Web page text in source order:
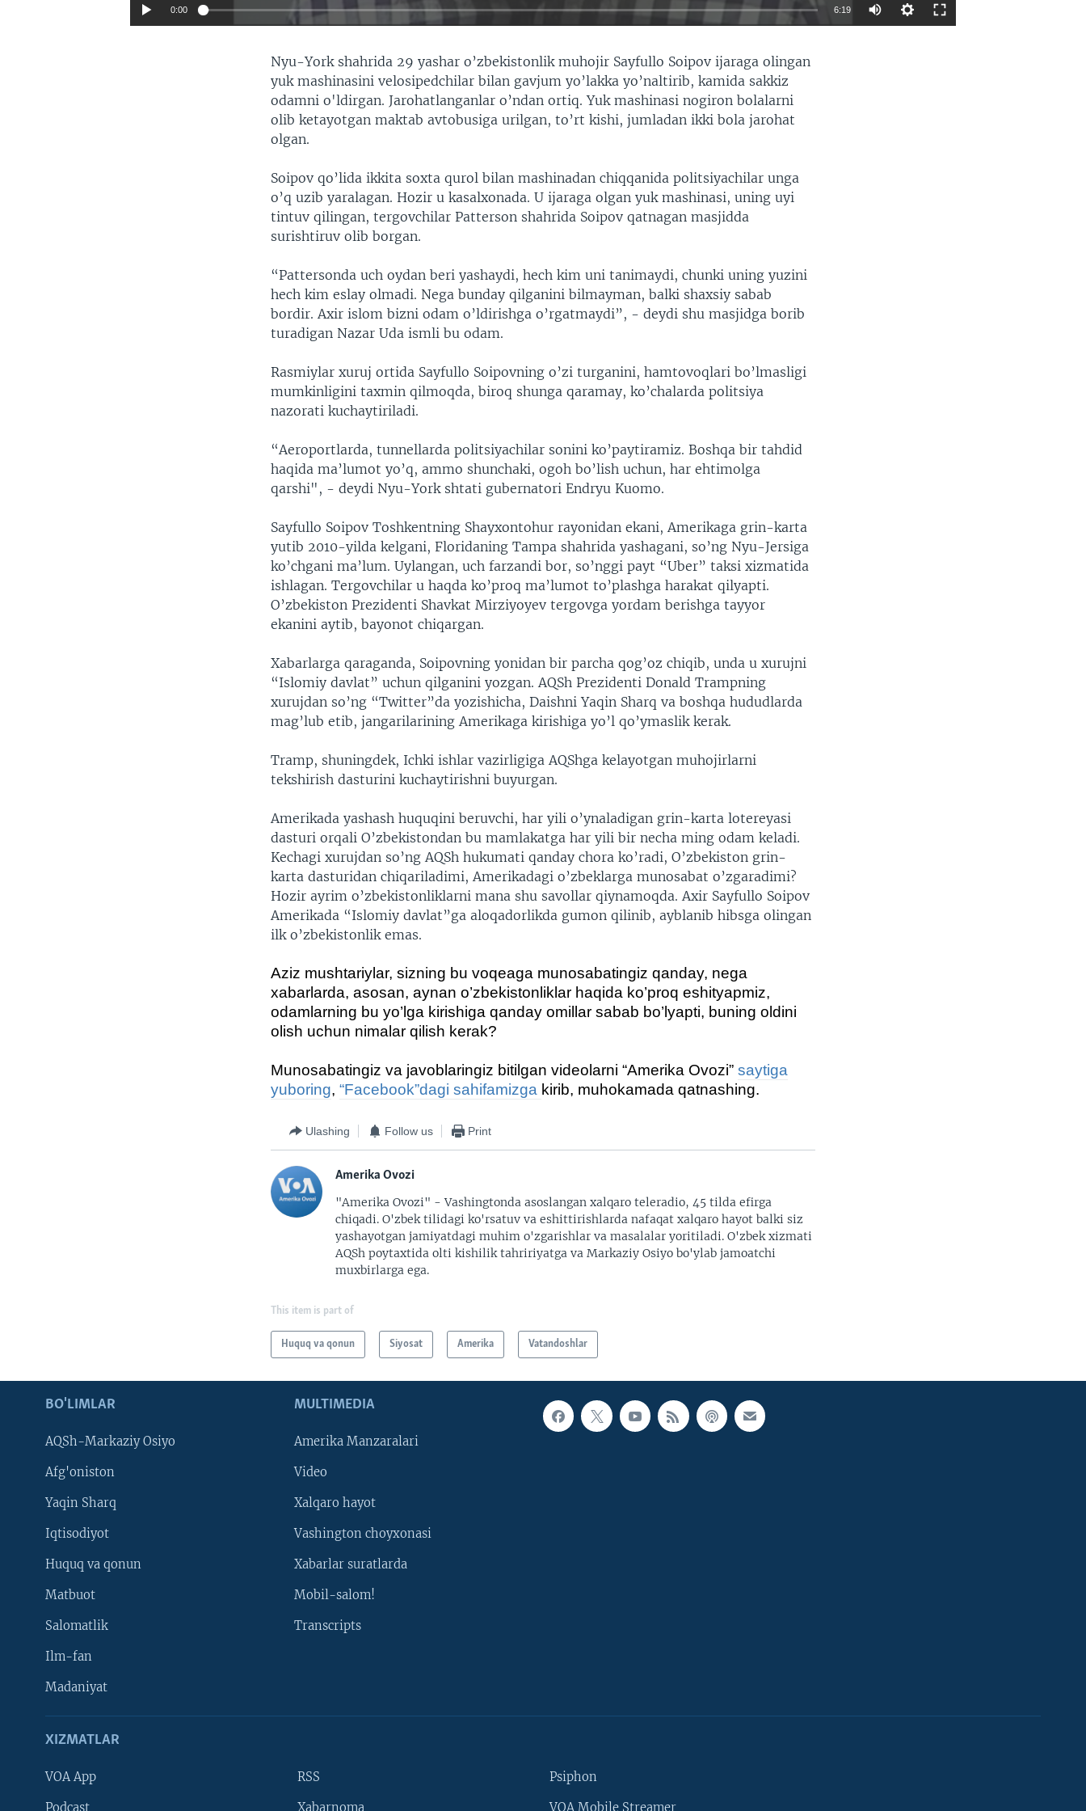
0:00 6:19
Nyu-York shahrida 29 yashar o’zbekistonlik muhojir Sayfullo Soipov ijaraga olingan
yuk mashinasini velosipedchilar bilan gavjum yo’lakka yo’naltirib, kamida sakkiz
odamni o'ldirgan. Jarohatlanganlar o’ndan ortiq. Yuk mashinasi nogiron bolalarni
olib ketayotgan maktab avtobusiga urilgan, to’rt kishi, jumladan ikki bola jarohat
olgan.
Soipov qo’lida ikkita soxta qurol bilan mashinadan chiqqanida politsiyachilar unga
o’q uzib yaralagan. Hozir u kasalxonada. U ijaraga olgan yuk mashinasi, uning uyi
tintuv qilingan, tergovchilar Patterson shahrida Soipov qatnagan masjidda
surishtiruv olib borgan.
“Pattersonda uch oydan beri yashaydi, hech kim uni tanimaydi, chunki uning yuzini
hech kim eslay olmadi. Nega bunday qilganini bilmayman, balki shaxsiy sabab
bordir. Axir islom bizni odam o’ldirishga o’rgatmaydi”, - deydi shu masjidga borib
turadigan Nazar Uda ismli bu odam.
Rasmiylar xuruj ortida Sayfullo Soipovning o’zi turganini, hamtovoqlari bo’lmasligi
mumkinligini taxmin qilmoqda, biroq shunga qaramay, ko’chalarda politsiya
nazorati kuchaytiriladi.
“Aeroportlarda, tunnellarda politsiyachilar sonini ko’paytiramiz. Boshqa bir tahdid
haqida ma’lumot yo’q, ammo shunchaki, ogoh bo’lish uchun, har ehtimolga
qarshi", - deydi Nyu-York shtati gubernatori Endryu Kuomo.
Sayfullo Soipov Toshkentning Shayxontohur rayonidan ekani, Amerikaga grin-karta
yutib 2010-yilda kelgani, Floridaning Tampa shahrida yashagani, so’ng Nyu-Jersiga
ko’chgani ma’lum. Uylangan, uch farzandi bor, so’nggi payt “Uber” taksi xizmatida
ishlagan. Tergovchilar u haqda ko’proq ma’lumot to’plashga harakat qilyapti.
O’zbekiston Prezidenti Shavkat Mirziyoyev tergovga yordam berishga tayyor
ekanini aytib, bayonot chiqargan.
Xabarlarga qaraganda, Soipovning yonidan bir parcha qog’oz chiqib, unda u xurujni
“Islomiy davlat” uchun qilganini yozgan. AQSh Prezidenti Donald Trampning
xurujdan so’ng “Twitter”da yozishicha, Daishni Yaqin Sharq va boshqa hududlarda
mag’lub etib, jangarilarining Amerikaga kirishiga yo’l qo’ymaslik kerak.
Tramp, shuningdek, Ichki ishlar vazirligiga AQShga kelayotgan muhojirlarni
tekshirish dasturini kuchaytirishni buyurgan.
Amerikada yashash huquqini beruvchi, har yili o’ynaladigan grin-karta lotereyasi
dasturi orqali O’zbekistondan bu mamlakatga har yili bir necha ming odam keladi.
Kechagi xurujdan so’ng AQSh hukumati qanday chora ko’radi, O’zbekiston grin-
karta dasturidan chiqariladimi, Amerikadagi o’zbeklarga munosabat o’zgaradimi?
Hozir ayrim o’zbekistonliklarni mana shu savollar qiynamoqda. Axir Sayfullo Soipov
Amerikada “Islomiy davlat”ga aloqadorlikda gumon qilinib, ayblanib hibsga olingan
ilk o’zbekistonlik emas.
Aziz mushtariylar, sizning bu voqeaga munosabatingiz qanday, nega
xabarlarda, asosan, aynan o’zbekistonliklar haqida ko’proq eshityapmiz,
odamlarning bu yo’lga kirishiga qanday omillar sabab bo’lyapti, buning oldini
olish uchun nimalar qilish kerak?
Munosabatingiz va javoblaringiz bitilgan videolarni “Amerika Ovozi”saytiga
yuboring,“Facebook”dagi sahifamizga kirib, muhokamada qatnashing.
Ulashing Follow us Print
Amerika Ovozi
"Amerika Ovozi" - Vashingtonda asoslangan xalqaro teleradio, 45 tilda efirga
chiqadi. O'zbek tilidagi ko'rsatuv va eshittirishlarda nafaqat xalqaro hayot balki siz
yashayotgan jamiyatdagi muhim o'zgarishlar va masalalar yoritiladi. O'zbek xizmati
AQSh poytaxtida olti kishilik tahririyatga va Markaziy Osiyo bo'ylab jamoatchi
muxbirlarga ega.
This item is part of
Huquq va qonun Siyosat Amerika Vatandoshlar
BO'LIMLAR
AQSh-Markaziy Osiyo
Afg'oniston
Yaqin Sharq
Iqtisodiyot
Huquq va qonun
Matbuot
Salomatlik
Ilm-fan
Madaniyat
MULTIMEDIA
Amerika Manzaralari
Video
Xalqaro hayot
Vashington choyxonasi
Xabarlar suratlarda
Mobil-salom!
Transcripts
XIZMATLAR
VOA App RSS Psiphon